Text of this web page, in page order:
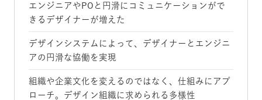
エンジニアやPOと円滑にコミュニケーションがで
きるデザイナーが増えた
デザインシステムによって、デザイナーとエンジニ
アの円滑な協働を実現
組織や企業文化を変えるのではなく、仕組みにアプ
ローチ。デザイン組織に求められる多様性